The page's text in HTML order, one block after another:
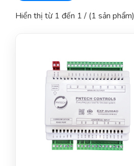
Hiển thị từ 1 đến 1 / (1 sản phẩm)